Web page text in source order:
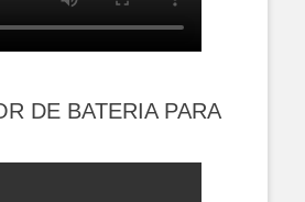
DE BATERIA PARA